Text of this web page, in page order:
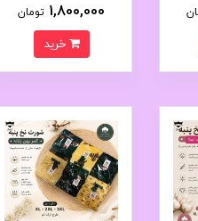
1,800,000 تومان
خرید